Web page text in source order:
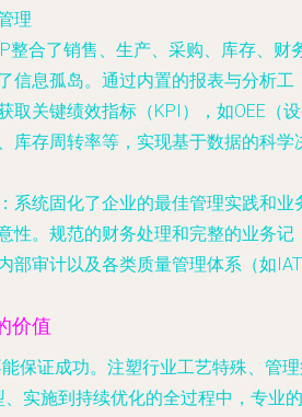
理
整合了销售、生产、采购、库存、财
信息孤岛。通过内置的报表与分析工
取关键绩效指标（KPI），如OEE（
库存周转率等，实现基于数据的科学
：系统固化了企业的最佳管理实践和业
性。规范的财务处理和完整的业务记
部审计以及各类质量管理体系（如
价值
保证成功。注塑行业工艺特殊、管
实施到持续优化的全过程中，专业的